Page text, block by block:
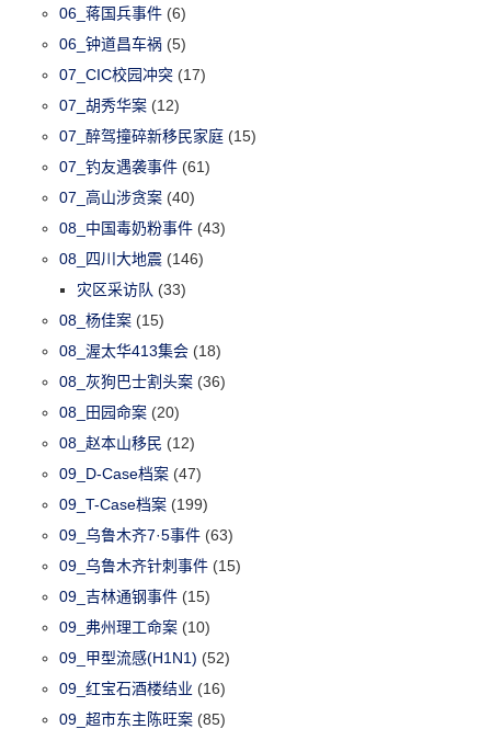
06_蒋国兵事件 (6)
06_钟道昌车祸 (5)
07_CIC校园冲突 (17)
07_胡秀华案 (12)
07_醉驾撞碎新移民家庭 (15)
07_钓友遇袭事件 (61)
07_高山涉贪案 (40)
08_中国毒奶粉事件 (43)
08_四川大地震 (146)
灾区采访队 (33)
08_杨佳案 (15)
08_渥太华413集会 (18)
08_灰狗巴士割头案 (36)
08_田园命案 (20)
08_赵本山移民 (12)
09_D-Case档案 (47)
09_T-Case档案 (199)
09_乌鲁木齐7·5事件 (63)
09_乌鲁木齐针刺事件 (15)
09_吉林通钢事件 (15)
09_弗州理工命案 (10)
09_甲型流感(H1N1) (52)
09_红宝石酒楼结业 (16)
09_超市东主陈旺案 (85)